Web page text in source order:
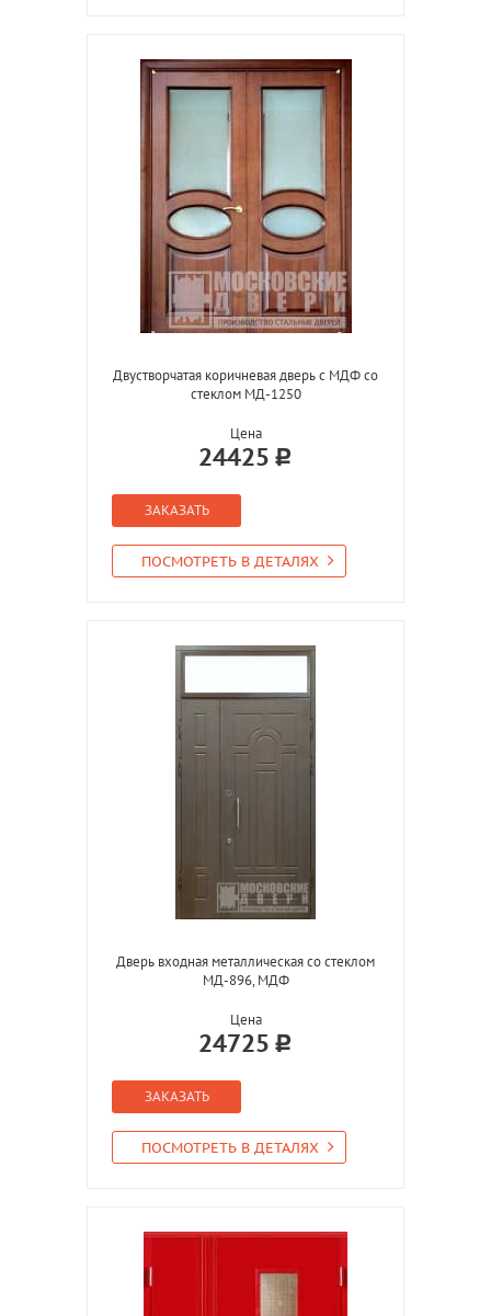
Двустворчатая коричневая дверь с МДФ со
стеклом МД-1250
Цена
24425
ЗАКАЗАТЬ
ПОСМОТРЕТЬ В ДЕТАЛЯХ
Дверь входная металлическая со стеклом
МД-896, МДФ
Цена
24725
ЗАКАЗАТЬ
ПОСМОТРЕТЬ В ДЕТАЛЯХ